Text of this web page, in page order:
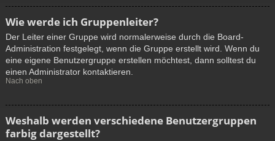
Wie werde ich Gruppenleiter?
Der Leiter einer Gruppe wird normalerweise durch die Board-
Administration festgelegt, wenn die Gruppe erstellt wird. Wenn du
eine eigene Benutzergruppe erstellen möchtest, dann solltest du
einen Administrator kontaktieren.
Nach oben
Weshalb werden verschiedene Benutzergruppen
farbig dargestellt?